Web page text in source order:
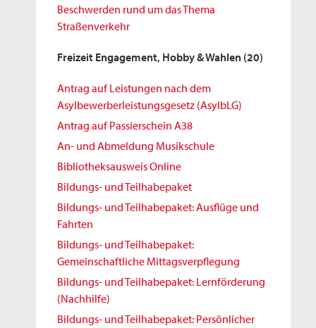
Beschwerden rund um das Thema
Straßenverkehr
Freizeit Engagement, Hobby & Wahlen (20)
Antrag auf Leistungen nach dem
Asylbewerberleistungsgesetz (AsylbLG)
Antrag auf Passierschein A38
An- und Abmeldung Musikschule
Bibliotheksausweis Online
Bildungs- und Teilhabepaket
Bildungs- und Teilhabepaket: Ausflüge und
Fahrten
Bildungs- und Teilhabepaket:
Gemeinschaftliche Mittagsverpflegung
Bildungs- und Teilhabepaket: Lernförderung
(Nachhilfe)
Bildungs- und Teilhabepaket: Persönlicher